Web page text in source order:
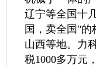
辽宁等全国十
国，卖全国"
山西等地。力
税1000多万元